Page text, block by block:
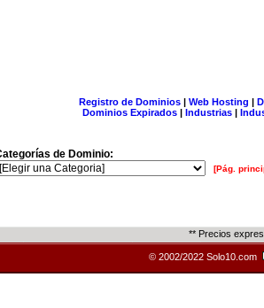
Registro de Dominios| Web Hosting |
Dominios Expirados | Industrias |
de Dominio:
[Pág.
** Precios
© 2002/2022 Solo10.com